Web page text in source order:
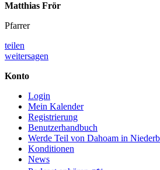
Matthias Frör
Pfarrer
teilen
weitersagen
Konto
Login
Mein Kalender
Registrierung
Benutzerhandbuch
Werde Teil von Dahoam in
Konditionen
News